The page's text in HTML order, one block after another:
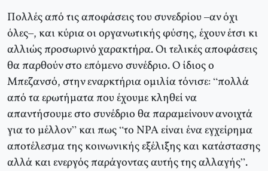
Πολλές από τις αποφάσεις του συνεδρίου –αν όχι
όλες–, και κύρια οι οργανωτικής φύσης, έχουν έτσι κι
αλλιώς προσωρινό χαρακτήρα. Οι τελικές αποφάσεις
θα παρθούν στο επόμενο συνέδριο. Ο ίδιος ο
Μπεζανσό, στην εναρκτήρια ομιλία τόνισε: “πολλά
από τα ερωτήματα που έχουμε κληθεί να
απαντήσουμε στο συνέδριο θα παραμείνουν ανοιχτά
για το μέλλον” και πως “το NPA είναι ένα εγχείρημα
αποτέλεσμα της κοινωνικής εξέλιξης και κατάστασης
αλλά και ενεργός παράγοντας αυτής της αλλαγής”.